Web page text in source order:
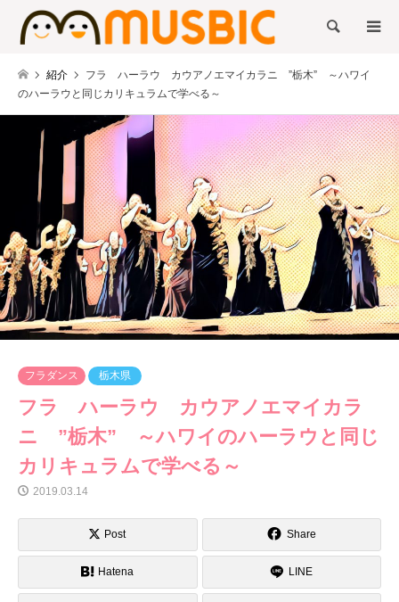
検索
紹介
フラ ハーラウ カウアノエマイカラニ ”栃木” ～ハワイ
のハーラウと同じカリキュラムで学べる～
フラダンス 栃木県
フラ ハーラウ カウアノエマイカラ
ニ ”栃木” ～ハワイのハーラウと同じ
カリキュラムで学べる～
2019.03.14
Post Share
Hatena LINE